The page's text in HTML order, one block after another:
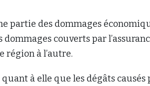
partie des dommages
couverts par
région à l’autre.
à elle que les dégâts causés